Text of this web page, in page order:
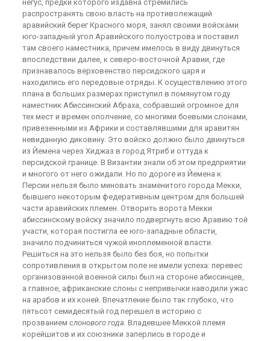
негус, предки которого издавна стремились
распространять свою власть на противолежащий
аравийский берег Красного моря, занял своими войсками
юго-западный угол Аравийского полуострова и поставил
там своего наместника, причем имелось в виду двинуться
впоследствии далее, к северо-восточной Аравии, где
признавалось верховенство персидского царя и
находились его передовые отряды. К осуществлению этого
плана в больших размерах приступил в помянутом году
наместник Абиссинский Абраха, собравший огромное для
тех мест и времен ополчение, со многими боевыми слонами,
привезенными из Африки и составлявшими для аравитян
невиданную диковину. Это войско должно было двинуться
из Йемена через Хиджаз в город Ятриб и оттуда к
персидской границе. В Византии зна­ли об этом предприятии
и многого от него ожидали. Но по дороге из Йемена к
Персии нельзя было миновать знаменитого города Мекки,
бывшего некоторым федеративным центром для большей
части аравийских племен. Отворить ворота Мекки
абиссинскому войску значило подвергнуть всю Аравию той
участи, которая постигла ее юго-западные области,
значило подчиниться чужой иноплеменной власти.
Решиться на это нельзя было без боя, но попытки
сопротивления в открытом поле не имели успеха: перевес
организованной военной силы был на стороне абиссинцев,
а главное, африканские слоны с непривычки наводили ужас
на арабов и их коней. Впечатление было так глубоко, что
пятьсот семидесятый год перешел в историю с
прозванием слонового года. Владевшее Меккой племя
корейшитов и их союзники заперлись в городе и